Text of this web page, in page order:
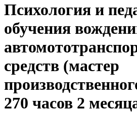
Психология и
обучения
средств (мастер
270 часов 2